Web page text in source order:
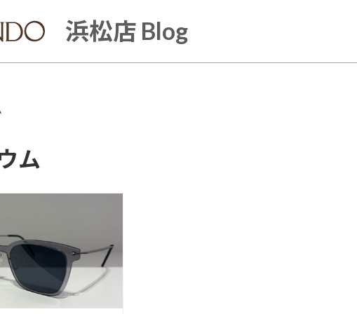
浜松店 Blog
ム